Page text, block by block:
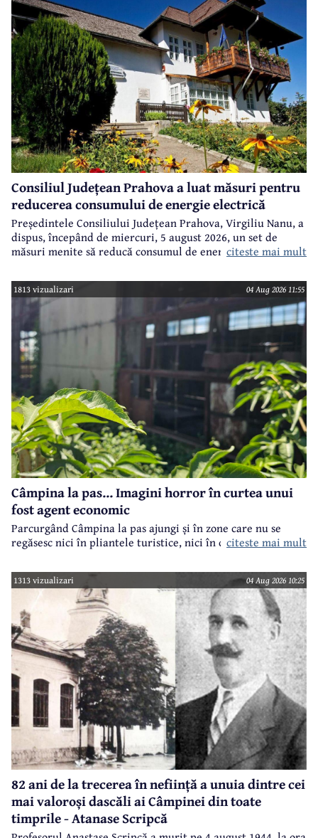
Consiliul Județean Prahova a luat măsuri pentru
reducerea consumului de energie electrică
Președintele Consiliului Județean Prahova, Virgiliu Nanu, a
dispus, începând de miercuri, 5 august 2026, un set de
măsuri menite să reducă consumul de energie electrică în
ca parte a unui demers mai amplu de utilizare responsabilă
a fondurilor publice.
citeste mai mult
1813 vizualizari 04 Aug 2026 11:55
Câmpina la pas... Imagini horror în curtea unui
fost agent economic
Parcurgând Câmpina la pas ajungi și în zone care nu se
regăsesc nici în pliantele turistice, nici în cele.. electorale.
citeste mai mult
1313 vizualizari 04 Aug 2026 10:25
82 ani de la trecerea în neființă a unuia dintre cei
mai valoroși dascăli ai Câmpinei din toate
timprile - Atanase Scripcă